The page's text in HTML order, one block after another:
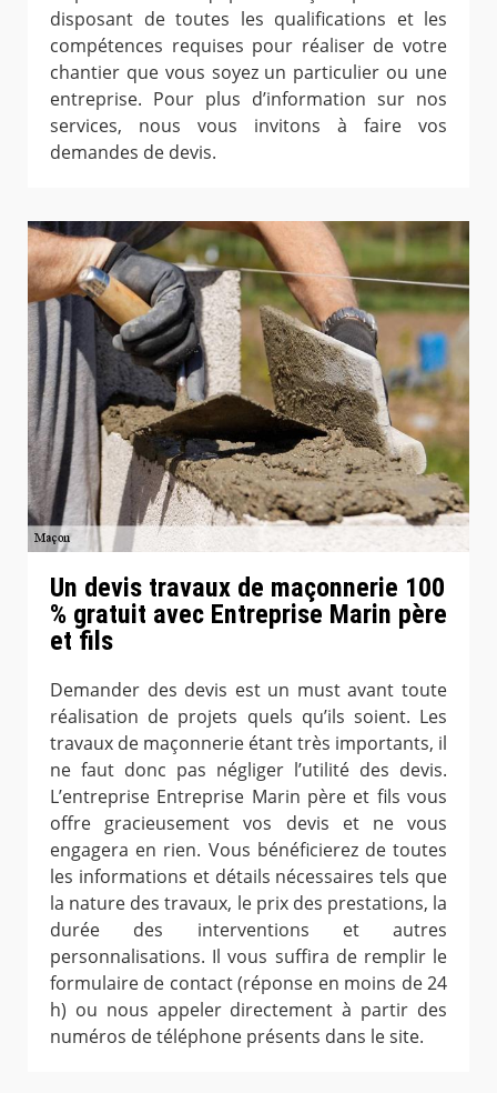
disposant de toutes les qualifications et les
compétences requises pour réaliser de votre
chantier que vous soyez un particulier ou une
entreprise. Pour plus d’information sur nos
services, nous vous invitons à faire vos
demandes de devis.
Un devis travaux de maçonnerie 100
% gratuit avec Entreprise Marin père
et fils
Demander des devis est un must avant toute
réalisation de projets quels qu’ils soient. Les
travaux de maçonnerie étant très importants, il
ne faut donc pas négliger l’utilité des devis.
L’entreprise Entreprise Marin père et fils vous
offre gracieusement vos devis et ne vous
engagera en rien. Vous bénéficierez de toutes
les informations et détails nécessaires tels que
la nature des travaux, le prix des prestations, la
durée des interventions et autres
personnalisations. Il vous suffira de remplir le
formulaire de contact (réponse en moins de 24
h) ou nous appeler directement à partir des
numéros de téléphone présents dans le site.